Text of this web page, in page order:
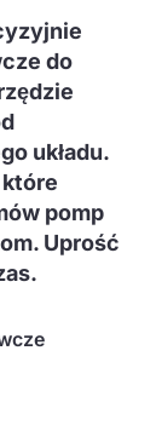
do
układu.
pomp
Uprość